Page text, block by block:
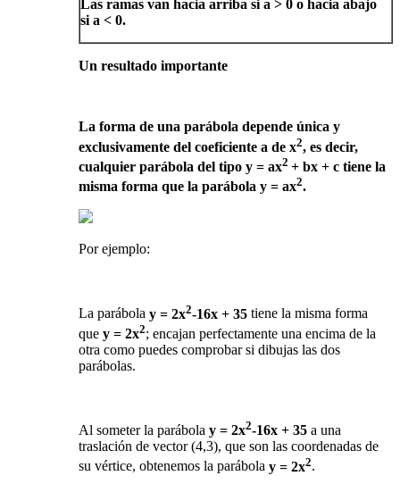
Las ramas van hacia arriba si a > 0 o hacia abajo
si a < 0.
Un resultado importante
La forma de una parábola depende única y
exclusivamente del coeficiente a de x2, es decir,
cualquier parábola del tipo y = ax2 + bx + c tiene la
misma forma que la parábola y = ax2.
Por ejemplo:
La parábola y = 2x2-16x + 35 tiene la misma forma
que y = 2x2; encajan perfectamente una encima de la
otra como puedes comprobar si dibujas las dos
parábolas.
Al someter la parábola y = 2x2-16x + 35 a una
traslación de vector (4,3), que son las coordenadas de
su vértice, obtenemos la parábola y = 2x2.